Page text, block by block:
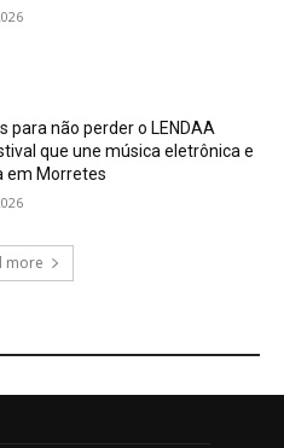
para não perder o LENDAA
que une música eletrônica e
em Morretes
more